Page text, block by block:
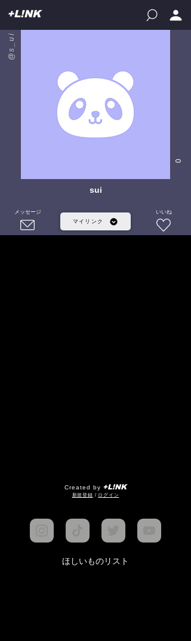
+L!NK
@s_ui
0
sui
メッセージ
マイリンク
いいね
Created by +L!NK
​新規登録 / ログイン
ほしいものリスト